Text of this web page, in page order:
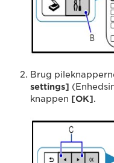
Brug
settings]
knappen [OK].